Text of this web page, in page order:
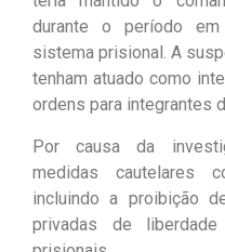
durante o período
sistema prisional. A
tenham atuado como
ordens para integrantes
Por causa da
medidas cautelares
incluindo a proibição
privadas de